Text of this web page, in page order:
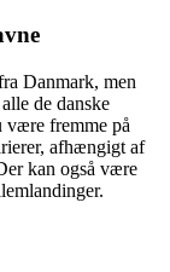
Danmark, men
de danske
være fremme på
afhængigt af
kan også være